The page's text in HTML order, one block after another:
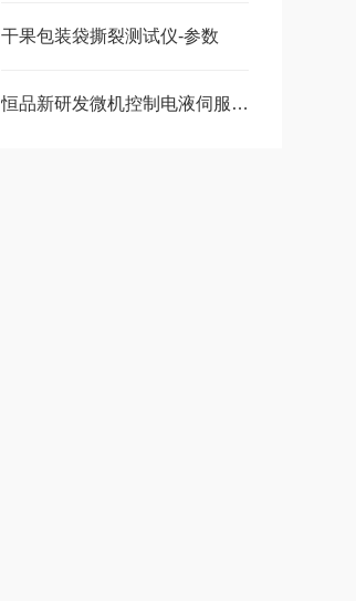
干果包装袋撕裂测试仪-参数
恒品新研发微机控制电液伺服试验机